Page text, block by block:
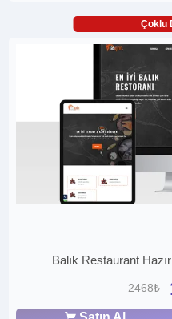
Çoklu
Balık Restaurant
2468₺